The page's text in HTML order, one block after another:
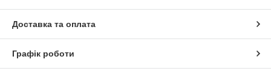
Доставка та оплата
Графік роботи